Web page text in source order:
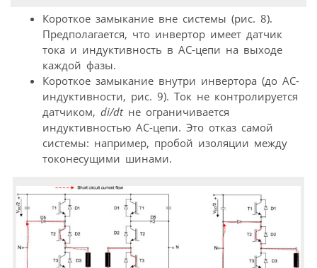
Короткое замыкание вне системы (рис. 8).
Предполагается, что инвертор имеет датчик
тока и индуктивность в АС-цепи на выходе
каждой фазы.
Короткое замыкание внутри инвертора (до АС-
индуктивности, рис. 9). Ток не контролируется
датчиком, di/dtне ограничивается
индуктивностью AC-цепи. Это отказ самой
системы: например, пробой изоляции между
токонесущими шинами.